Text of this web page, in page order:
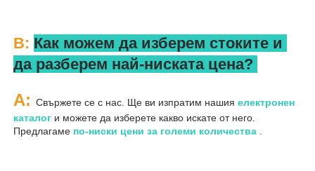
В: Как можем да изберем стоките и
да разберем най-ниската цена?
A: Свържете се с нас. Ще ви изпратим нашия електронен
каталог и можете да изберете какво искате от него.
Предлагаме по-ниски цени за големи количества